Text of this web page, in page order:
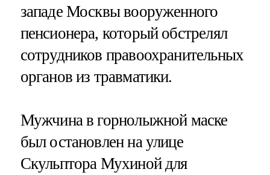
западе Москвы вооруженного
пенсионера, который обстрелял
сотрудников правоохранительных
органов из травматики.
Мужчина в горнолыжной маске
был остановлен на улице
Скульптора Мухиной для